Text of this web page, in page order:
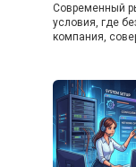
Современный
условия, где
компания,